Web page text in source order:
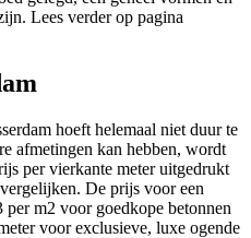
Lees verder op pagina
hoeft helemaal niet duur te
afmetingen kan hebben, wordt
per vierkante meter uitgedrukt
De prijs voor een
per m2 voor goedkope betonnen
voor exclusieve, luxe ogende